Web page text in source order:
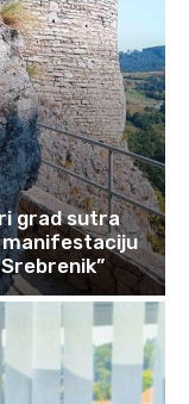
grad sutra
manifestaciju